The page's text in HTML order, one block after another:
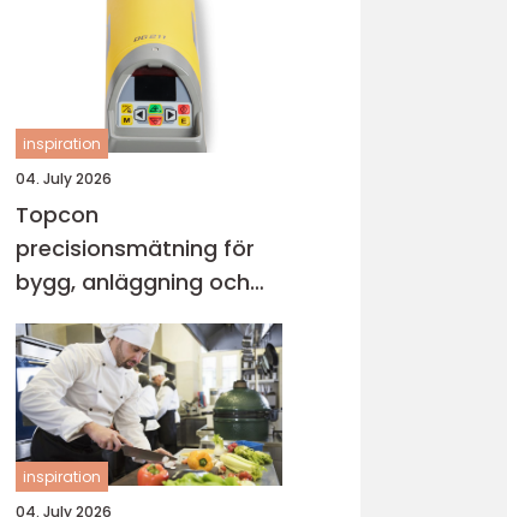
inspiration
04. July 2026
Topcon
precisionsmätning för
bygg, anläggning och
industri
inspiration
04. July 2026